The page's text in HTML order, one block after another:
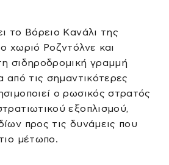
το Βόρειο Κανάλι της
χωριό Ροζντόλνε και
σιδηροδρομική γραμμή
από τις σημαντικότερες
ο ρωσικός στρατός
εξοπλισμού,
προς τις δυνάμεις που
μέτωπο.